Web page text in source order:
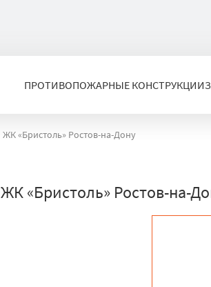
ПРОТИВОПОЖАРНЫЕ КОНСТРУКЦИИ
ЖК «Бристоль» Ростов-на-Дону
«Бристоль» Ростов-на-